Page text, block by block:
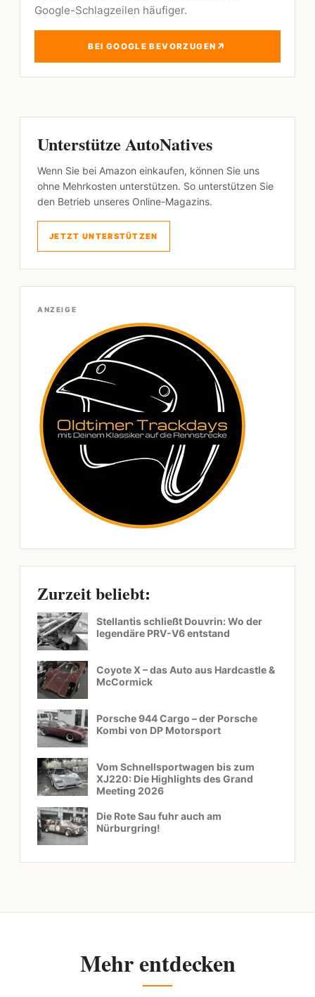
Google-Schlagzeilen häufiger.
BEI GOOGLE BEVORZUGEN ↗
Unterstütze AutoNatives
Wenn Sie bei Amazon einkaufen, können Sie uns
ohne Mehrkosten unterstützen. So unterstützen Sie
den Betrieb unseres Online-Magazins.
JETZT UNTERSTÜTZEN
ANZEIGE
Zurzeit beliebt:
Stellantis schließt Douvrin: Wo der
legendäre PRV-V6 entstand
Coyote X – das Auto aus Hardcastle &
McCormick
Porsche 944 Cargo – der Porsche
Kombi von DP Motorsport
Vom Schnellsportwagen bis zum
XJ220: Die Highlights des Grand
Meeting 2026
Die Rote Sau fuhr auch am
Nürburgring!
Mehr entdecken